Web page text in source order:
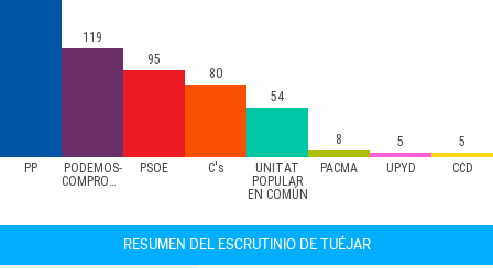
PP
PODEMOS-
COMPROMÍS
PSOE C's
UNITAT
POPULAR
EN COMÚN
PACMA UPYD CCD
119
95
80
54
8 5 5
RESUMEN DEL ESCRUTINIO DE TUÉJAR